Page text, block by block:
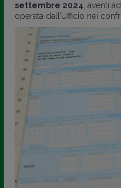
settembre 2024 , aventi
operata dall’Ufficio nei